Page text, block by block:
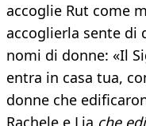
accoglie Rut come
accoglierla sente di
nomi di donne: «Il
entra in casa tua,
donne che
Rachele e Lia che